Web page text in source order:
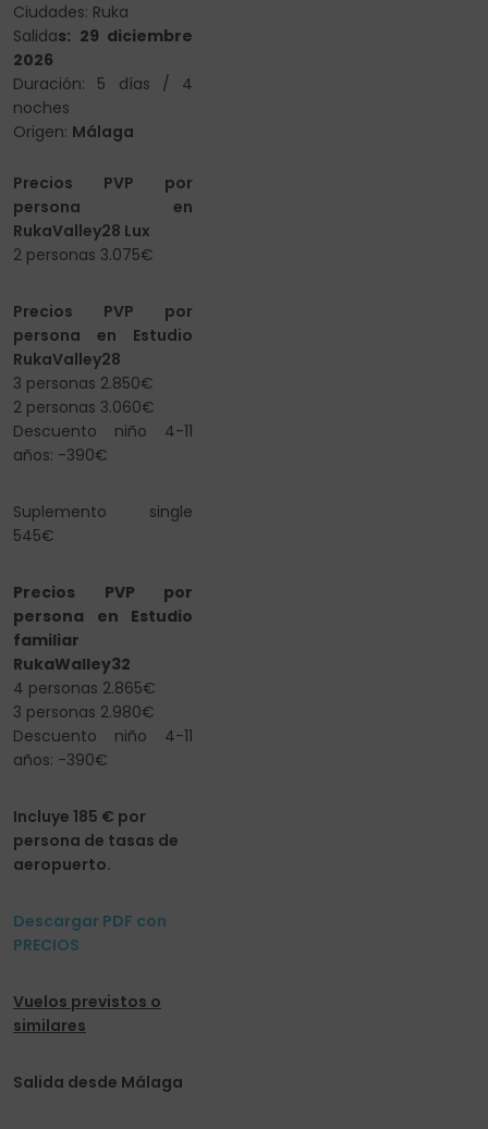
Ciudades: Ruka
Salidas: 29 diciembre
2026
Duración: 5 días / 4
noches
Origen: Málaga
Precios PVP por
persona en
RukaValley28 Lux
2 personas 3.075€
Precios PVP por
persona en Estudio
RukaValley28
3 personas 2.850€
2 personas 3.060€
Descuento niño 4-11
años: -390€
Suplemento single
545€
Precios PVP por
persona en Estudio
familiar
RukaWalley32
4 personas 2.865€
3 personas 2.980€
Descuento niño 4-11
años: -390€
Incluye 185 € por
persona de tasas de
aeropuerto.
Descargar PDF con
PRECIOS
Vuelos previstos o
similares
Salida desde Málaga